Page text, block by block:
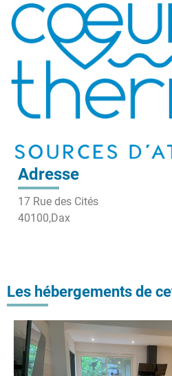
Adresse
17 Rue des Cités
40100,Dax
Les hébergements de